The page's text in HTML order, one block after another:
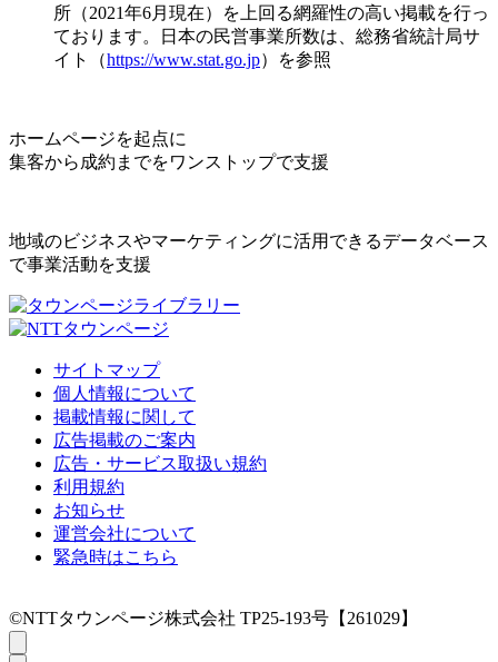
所（2021年6月現在）を上回る網羅性の高い掲載を行っ
ております。日本の民営事業所数は、総務省統計局サ
イト（https://www.stat.go.jp）を参照
ホームページを起点に
集客から成約までをワンストップで支援
地域のビジネスやマーケティングに活用できるデータベース
で事業活動を支援
サイトマップ
個人情報について
掲載情報に関して
広告掲載のご案内
広告・サービス取扱い規約
利用規約
お知らせ
運営会社について
緊急時はこちら
©NTTタウンページ株式会社 TP25-193号【261029】